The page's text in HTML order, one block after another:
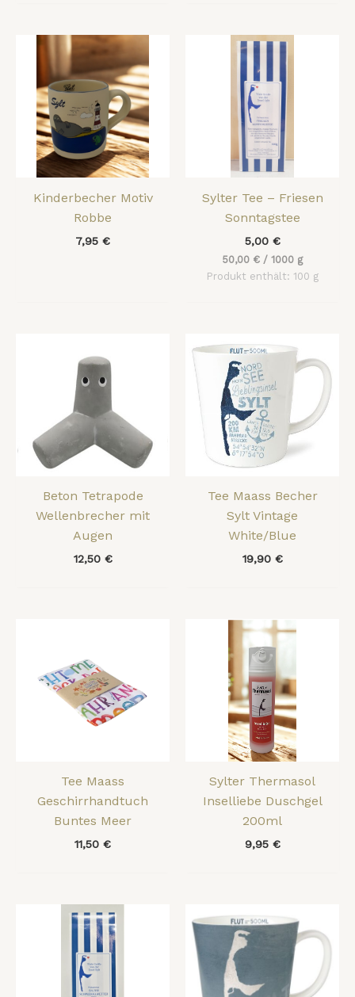
Kinderbecher Motiv
Robbe
7,95 €
Sylter Tee – Friesen
Sonntagstee
5,00 €
50,00 € / 1000 g
Produkt enthält: 100 g
Beton Tetrapode
Wellenbrecher mit
Augen
12,50 €
Tee Maass Becher
Sylt Vintage
White/Blue
19,90 €
Tee Maass
Geschirrhandtuch
Buntes Meer
11,50 €
Sylter Thermasol
Inselliebe Duschgel
200ml
9,95 €